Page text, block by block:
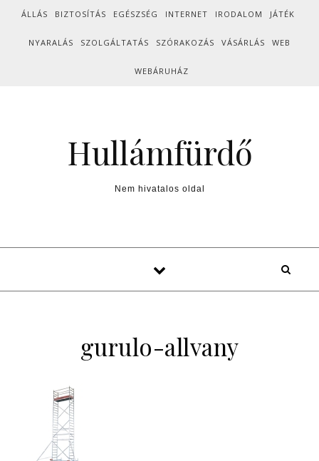
Skip to content
ÁLLÁS BIZTOSÍTÁS EGÉSZSÉG INTERNET IRODALOM JÁTÉK
NYARALÁS SZOLGÁLTATÁS SZÓRAKOZÁS VÁSÁRLÁS WEB
WEBÁRUHÁZ
Hullámfürdő
Nem hivatalos oldal
gurulo-allvany